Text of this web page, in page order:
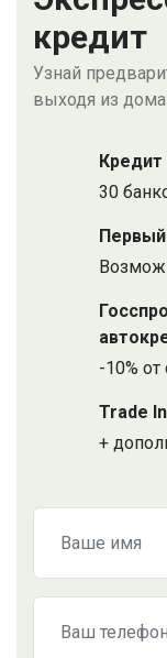
кредит
Узнай
выходя из
Кредит
30
Первый
-10% от
Trade
+